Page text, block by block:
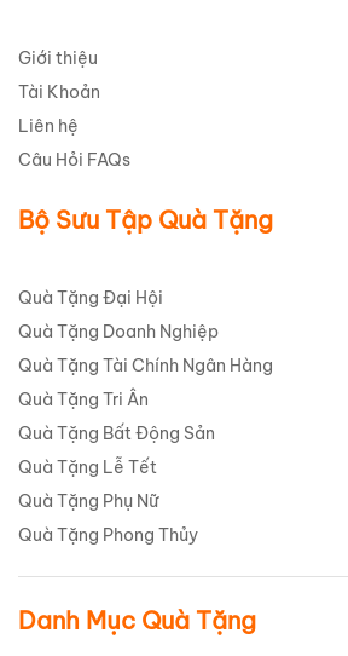
Giới thiệu
Tài Khoản
Liên hệ
Câu Hỏi FAQs
Bộ Sưu Tập Quà Tặng
Quà Tặng Đại Hội
Quà Tặng Doanh Nghiệp
Quà Tặng Tài Chính Ngân Hàng
Quà Tặng Tri Ân
Quà Tặng Bất Động Sản
Quà Tặng Lễ Tết
Quà Tặng Phụ Nữ
Quà Tặng Phong Thủy
Danh Mục Quà Tặng